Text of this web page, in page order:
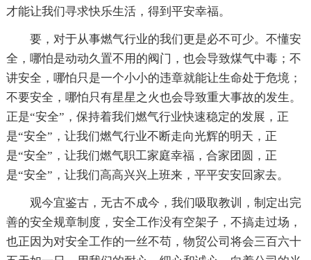
才能让我们寻求快乐生活，得到平安幸福。
要，对于从事燃气行业的我们更是必不可少。不懂安
全，哪怕是动动久置不用的阀门，也会导致煤气中毒；不
讲安全，哪怕只是一个小小的违章就能让生命处于危境；
不要安全，哪怕只有星星之火也会导致重大事故的发生。
正是“安全”，保持着我们燃气行业快速稳定的发展，正
是“安全”，让我们燃气行业不断走向光辉的明天，正
是“安全”，让我们燃气职工家庭幸福，合家团圆，正
是“安全”，让我们高高兴兴上班来，平平安安回家去。
观今宜鉴古，无古不成今，我们吸取教训，制定出完
善的安全规章制度，安全工作没有空架子，不搞走过场，
也正因为对安全工作的一丝不苟，物贸公司将会三百六十